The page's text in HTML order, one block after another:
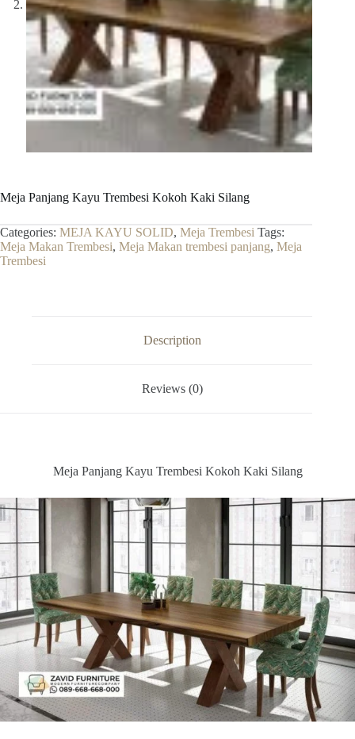
Meja Panjang Kayu Trembesi Kokoh Kaki Silang
Categories: MEJA KAYU SOLID, Meja Trembesi Tags:
Meja Makan Trembesi, Meja Makan trembesi panjang, Meja
Trembesi
Description
Reviews (0)
Meja Panjang Kayu Trembesi Kokoh Kaki Silang